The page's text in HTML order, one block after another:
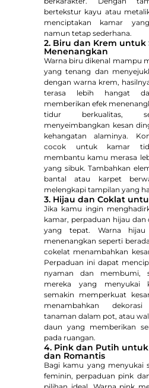
bertekstur kayu atau
menciptakan kamar
namun tetap sederhana.
2. Biru dan Krem untuk
Menenangkan
Warna biru dikenal mampu
yang tenang dan
dengan warna krem,
terasa lebih hangat
memberikan efek
tidur berkualitas,
menyeimbangkan kesan
kehangatan alaminya.
cocok untuk kamar
membantu kamu merasa
yang sibuk. Tambahkan
bantal atau karpet
melengkapi tampilan yang
3. Hijau dan Coklat
Jika kamu ingin
kamar, perpaduan hijau dan
yang tepat. Warna hijau
menenangkan seperti
cokelat menambahkan
Perpaduan ini dapat
nyaman dan membumi,
mereka yang menyukai
semakin memperkuat
menambahkan
tanaman dalam pot, atau
daun yang memberikan
pada ruangan.
4. Pink dan Putih
dan Romantis
Bagi kamu yang menyukai
feminin, perpaduan pink